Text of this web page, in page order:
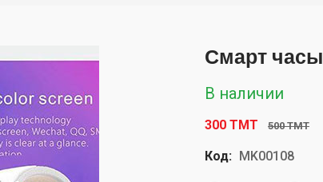
Смарт часы
В наличии
300 TMT 500 TMT
Код: MK00108